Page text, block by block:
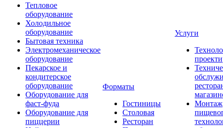
Тепловое
оборудование
Холодильное
оборудование
Бытовая техника
Электромеханическое
оборудование
Пекарское и
кондитерское
оборудование
Оборудование для
фаст-фуда
Оборудование для
пиццерии
Форматы
Гостиницы
Столовая
Ресторан
Услуги
Монтаж